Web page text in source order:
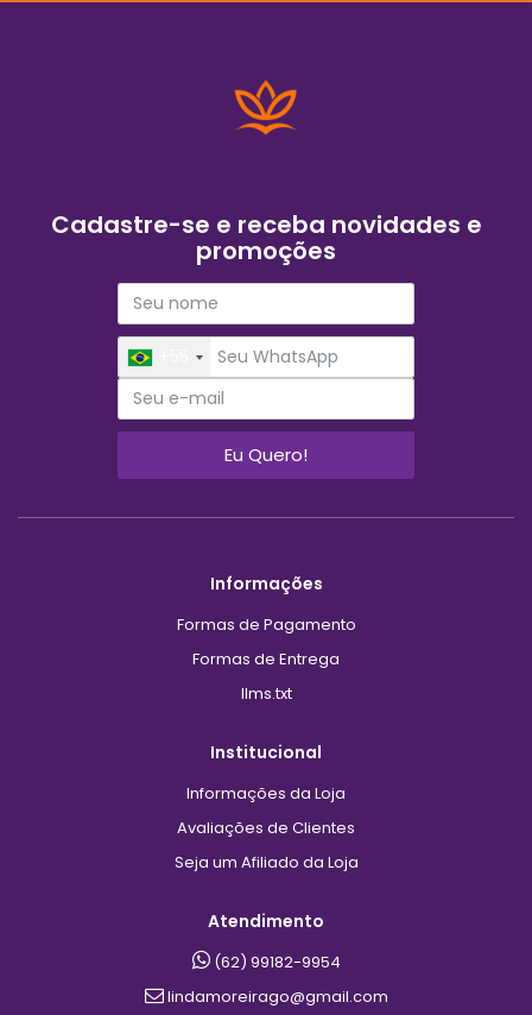
Cadastre-se e receba novidades e
promoções
Eu Quero!
Informações
Formas de Pagamento
Formas de Entrega
llms.txt
Institucional
Informações da Loja
Avaliações de Clientes
Seja um Afiliado da Loja
Atendimento
(62) 99182-9954
lindamoreirago@gmail.com